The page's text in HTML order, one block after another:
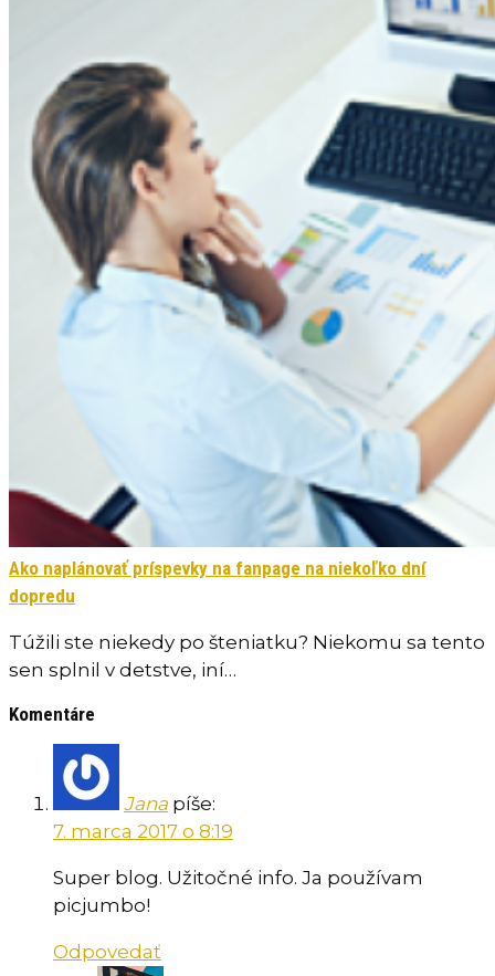
Ako naplánovať príspevky na fanpage na niekoľko dní
dopredu
Túžili ste niekedy po šteniatku? Niekomu sa tento
sen splnil v detstve, iní…
Komentáre
Jana píše:
7. marca 2017 o 8:19
Super blog. Užitočné info. Ja používam
picjumbo!
Odpovedať